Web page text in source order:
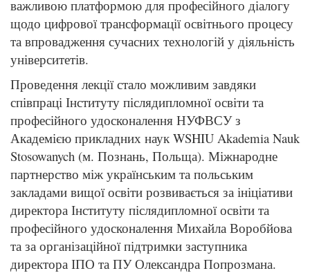
важливою платформою для професійного діалогу
щодо цифрової трансформації освітнього процесу
та впровадження сучасних технологій у діяльність
університетів.
Проведення лекції стало можливим завдяки
співпраці Інституту післядипломної освіти та
професійного удосконалення НУФВСУ з
Академією прикладних наук WSHIU Akademia Nauk
Stosowanych (м. Познань, Польща). Міжнародне
партнерство між українським та польським
закладами вищої освіти розвивається за ініціативи
директора Інституту післядипломної освіти та
професійного удосконалення Михайла Воробйова
та за організаційної підтримки заступника
директора ІПО та ПУ Олександра Попрозмана.